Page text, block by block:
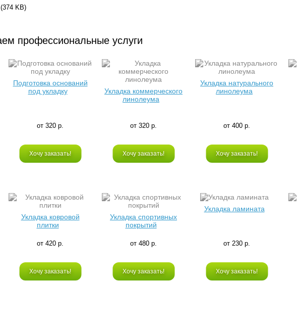
(374 KB)
профессиональные услуги
Подготовка оснований
под укладку
от 320 р.
Хочу заказать!
Укладка коммерческого
линолеума
от 320 р.
Хочу заказать!
Укладка натурального
линолеума
от 400 р.
Хочу заказать!
Укладка ковровой
плитки
от 420 р.
Хочу заказать!
Укладка спортивных
покрытий
от 480 р.
Хочу заказать!
Укладка ламината
от 230 р.
Хочу заказать!